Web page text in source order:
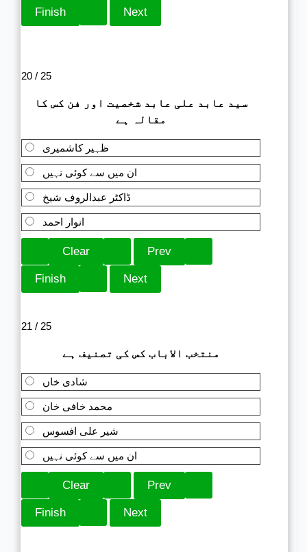
20 / 25
سید عابد علی عابد شخصیت اور فن کس کا
مقالہ ہے
ظہیر کاشمیری
ان میں سے کوئی نہیں
ڈاکٹر عبدالروف شیخ
انوار احمد
21 / 25
منتخب الاباب کس کی تصنیف ہے
شادی خاں
محمد خافی خان
شیر علی افسوس
ان میں سے کوئی نہیں